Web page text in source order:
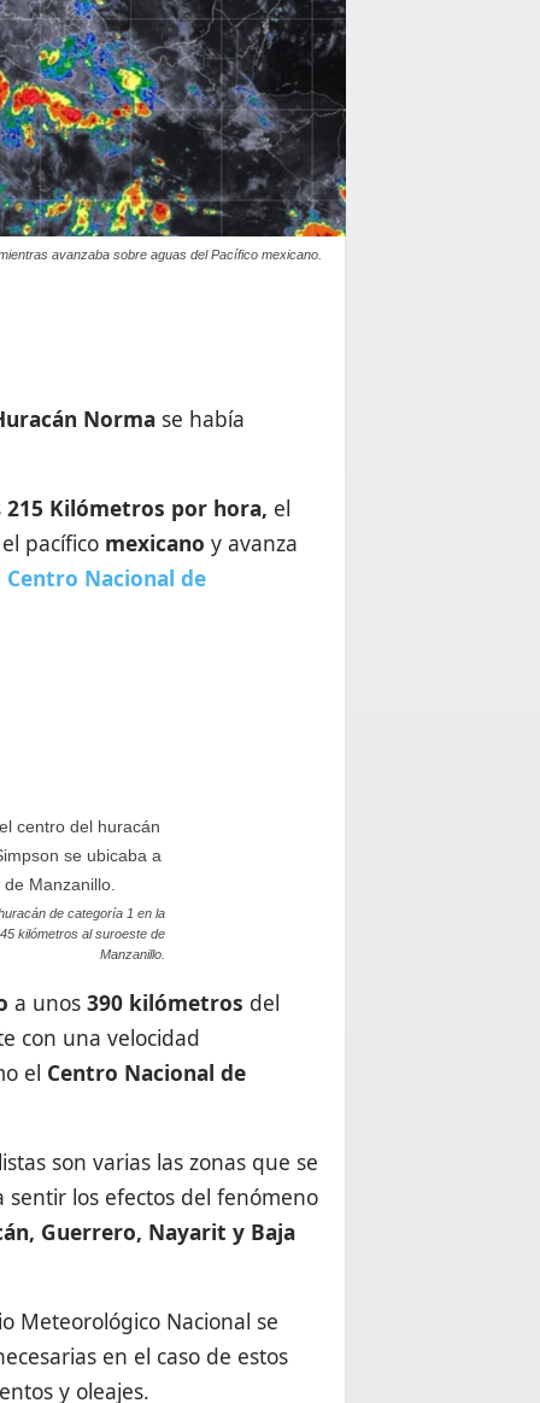
avanzaba sobre aguas del Pacífico mexicano.
Normase había
215 Kilómetros por hora, el
pacífico mexicano y avanza
Centro Nacional de
de categoría 1 en la
kilómetros al suroeste de
Manzanillo.
a unos 390 kilómetros del
con una velocidad
el Centro Nacional de
son varias las zonas que se
los efectos del fenómeno
Guerrero, Nayarit y Baja
Meteorológico Nacional se
en el caso de estos
y oleajes.